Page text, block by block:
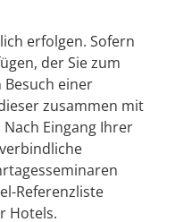
erfolgen. Sofern
der Sie zum
einer
zusammen mit
Eingang Ihrer
Referenzliste
Hotels.